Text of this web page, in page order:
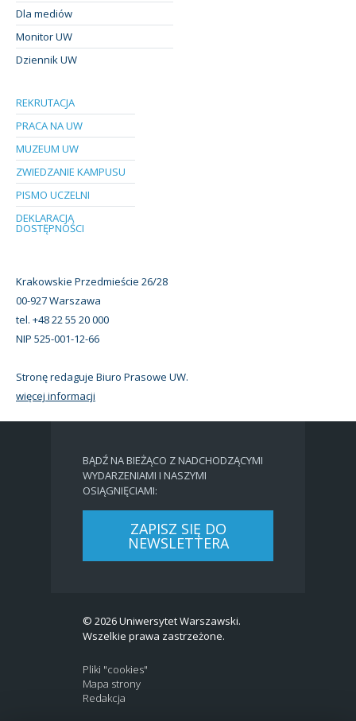
Dla mediów
Monitor UW
Dziennik UW
REKRUTACJA
PRACA NA UW
MUZEUM UW
ZWIEDZANIE KAMPUSU
PISMO UCZELNI
DEKLARACJA
DOSTĘPNOŚCI
Krakowskie Przedmieście 26/28
00-927 Warszawa
tel. +48 22 55 20 000
NIP 525-001-12-66
Stronę redaguje Biuro Prasowe UW.
więcej informacji
BĄDŹ NA BIEŻĄCO Z NADCHODZĄCYMI
WYDARZENIAMI I NASZYMI
OSIĄGNIĘCIAMI:
ZAPISZ SIĘ DO
NEWSLETTERA
© 2026 Uniwersytet Warszawski.
Wszelkie prawa zastrzeżone.
Pliki "cookies"
Mapa strony
Redakcja